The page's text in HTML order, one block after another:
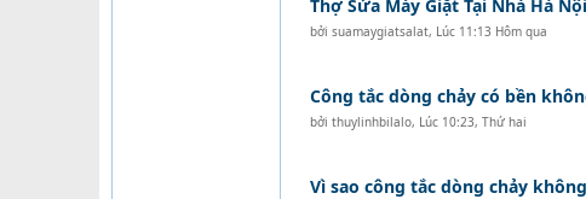
Thợ Sửa Máy Giặt Tại Nhà Hà
bởi suamaygiatsalat, Lúc 11:13 Hôm qua
Công tắc dòng chảy có bền
bởi thuylinhbilalo, Lúc 10:23, Thứ hai
Vì sao công tắc dòng chảy